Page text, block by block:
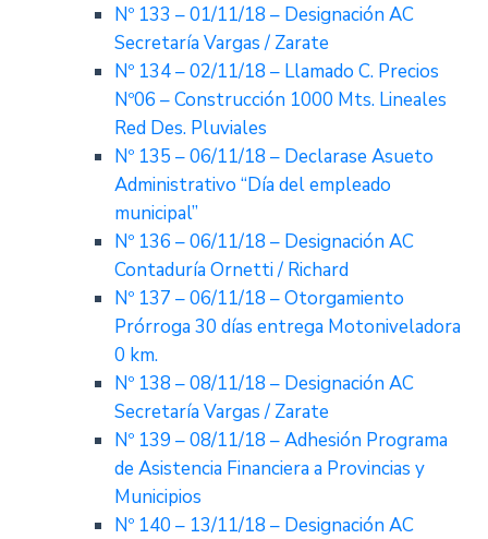
Nº 133 – 01/11/18 – Designación AC
Secretaría Vargas / Zarate
Nº 134 – 02/11/18 – Llamado C. Precios
Nº06 – Construcción 1000 Mts. Lineales
Red Des. Pluviales
Nº 135 – 06/11/18 – Declarase Asueto
Administrativo “Día del empleado
municipal”
Nº 136 – 06/11/18 – Designación AC
Contaduría Ornetti / Richard
Nº 137 – 06/11/18 – Otorgamiento
Prórroga 30 días entrega Motoniveladora
0 km.
Nº 138 – 08/11/18 – Designación AC
Secretaría Vargas / Zarate
Nº 139 – 08/11/18 – Adhesión Programa
de Asistencia Financiera a Provincias y
Municipios
Nº 140 – 13/11/18 – Designación AC